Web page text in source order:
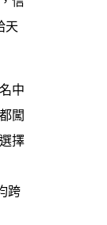
天
中
闖
擇
跨